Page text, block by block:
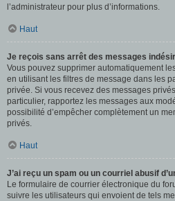
l’administrateur pour plus d’informations.
Haut
Je reçois sans arrêt des messages
Vous pouvez supprimer automatiquement
en utilisant les filtres de message dans les
privée. Si vous recevez des messages
particulier, rapportez les messages aux
possibilité d’empêcher complètement un
privés.
Haut
J’ai reçu un spam ou un courriel abusif
Le formulaire de courrier électronique du
suivre les utilisateurs qui envoient de tels